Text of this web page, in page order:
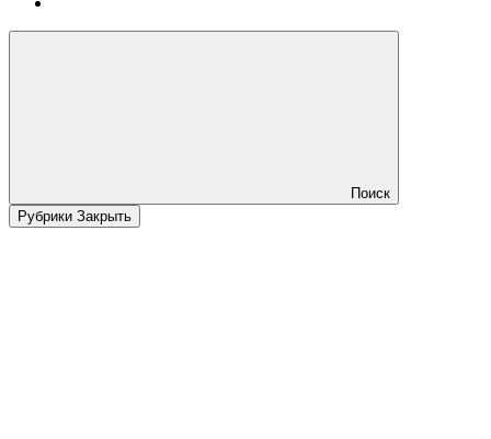
Поиск
Рубрики Закрыть